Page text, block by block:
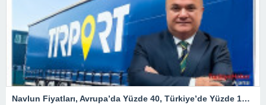
Navlun Fiyatları, Avrupa’da Yüzde 40, Türkiye’de Yüzde 107 Arttı – Ekonomi